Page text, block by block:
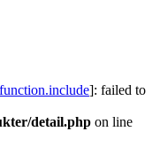
function.include]: failed to
detail.php on line